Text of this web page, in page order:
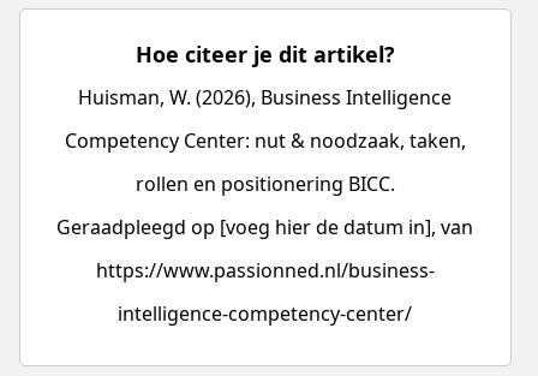
Hoe citeer je dit artikel?
Huisman, W. (2026), Business Intelligence
Competency Center: nut & noodzaak, taken,
rollen en positionering BICC.
Geraadpleegd op [voeg hier de datum in], van
https://www.passionned.nl/business-
intelligence-competency-center/